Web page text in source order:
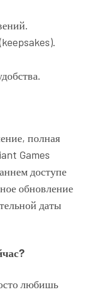
полная
Games
доступе
обновление
даты
любишь